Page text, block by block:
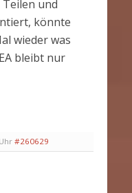
und
könnte
wieder was
bleibt nur
#260629